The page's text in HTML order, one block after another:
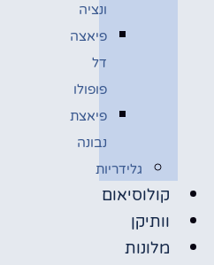
ונציה
פיאצה
דל
פופולו
פיאצת
נבונה
גלידריות
קולוסיאום
וותיקן
מלונות